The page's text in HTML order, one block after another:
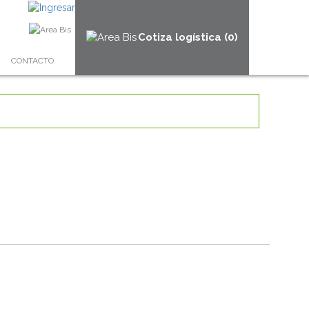
CONTACTO
Cotiza logística (0)